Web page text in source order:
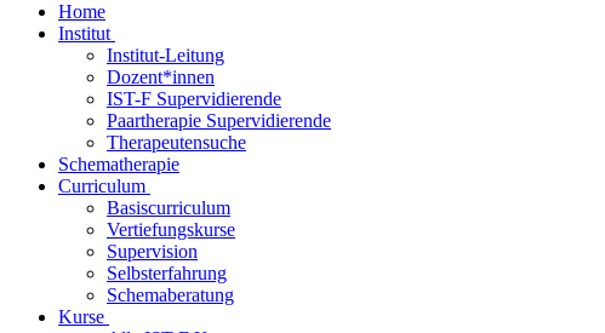
Home
Institut
Institut-Leitung
Dozent*innen
IST-F Supervidierende
Paartherapie Supervidierende
Therapeutensuche
Schematherapie
Curriculum
Basiscurriculum
Vertiefungskurse
Supervision
Selbsterfahrung
Schemaberatung
Kurse